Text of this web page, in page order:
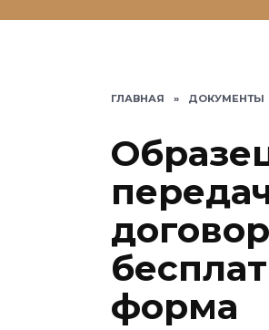
ГЛАВНАЯ » ДОКУМЕНТЫ
форма